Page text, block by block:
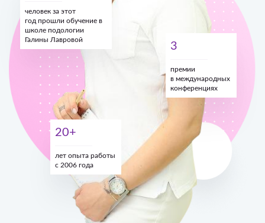
20+
лет опыта работы
с 2006 года
человек за этот
год прошли обучение в
школе подологии
Галины Лавровой
3
премии
в международных
конференциях